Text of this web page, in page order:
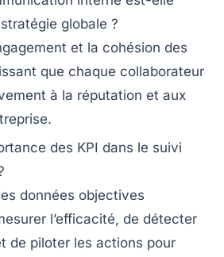
globale ?
et la cohésion des
que chaque collaborateur
à la réputation et aux
des KPI dans le suivi
données objectives
l’efficacité, de détecter
de piloter les actions pour